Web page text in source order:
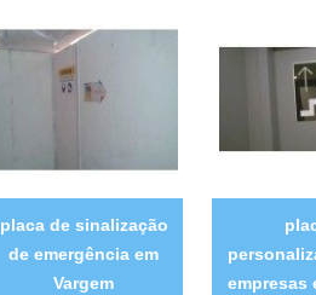
placa de sinalização
de emergência em
Vargem
empresas